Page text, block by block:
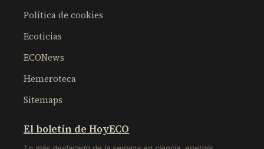
Política de cookies
Ecoticias
ECONews
Hemeroteca
Sitemaps
El boletín de HoyECO